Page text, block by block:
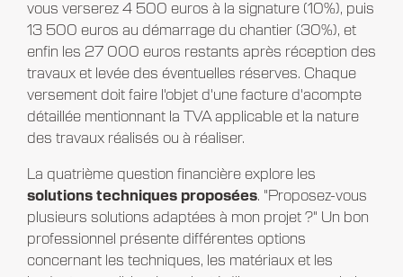
vous verserez 4 500 euros à la signature (10%), puis
13 500 euros au démarrage du chantier (30%), et
enfin les 27 000 euros restants après réception des
travaux et levée des éventuelles réserves. Chaque
versement doit faire l'objet d'une facture d'acompte
détaillée mentionnant la TVA applicable et la nature
des travaux réalisés ou à réaliser.
La quatrième question financière explore les
solutions techniques proposées. "Proposez-vous
plusieurs solutions adaptées à mon projet ?" Un bon
professionnel présente différentes options
concernant les techniques, les matériaux et les